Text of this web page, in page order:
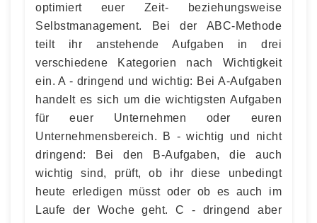
optimiert euer Zeit- beziehungsweise
Selbstmanagement. Bei der ABC-Methode
teilt ihr anstehende Aufgaben in drei
verschiedene Kategorien nach Wichtigkeit
ein. A - dringend und wichtig: Bei A-Aufgaben
handelt es sich um die wichtigsten Aufgaben
für euer Unternehmen oder euren
Unternehmensbereich. B - wichtig und nicht
dringend: Bei den B-Aufgaben, die auch
wichtig sind, prüft, ob ihr diese unbedingt
heute erledigen müsst oder ob es auch im
Laufe der Woche geht. C - dringend aber